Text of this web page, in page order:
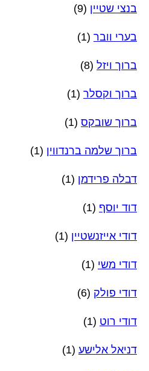
בנצי שטיין (9)
בערי וובר (1)
ברוך ויזל (8)
ברוך וקסלר (1)
ברוך שובקס (1)
ברוך שלמה ברנדווין (1)
דבלה פרידמן (1)
דוד יוסף (1)
דודי אייזנשטיין (1)
דודי משי (1)
דודי פולק (6)
דודי רוט (1)
דניאל אלישע (1)